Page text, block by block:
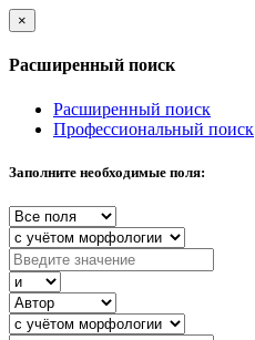
×
Расширенный поиск
Расширенный поиск
Профессиональный поиск
Заполните необходимые поля: